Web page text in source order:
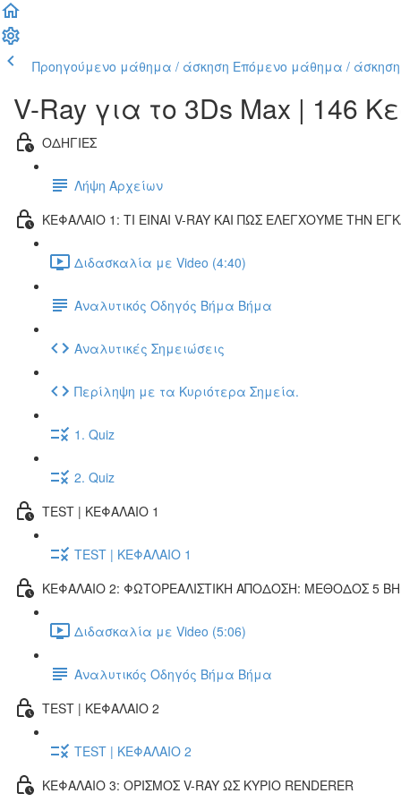
Προηγούμενο μάθημα / άσκηση Επόμενο μάθημα / άσκηση
V-Ray για το 3Ds Max | 146
ΟΔΗΓΙΕΣ
Λήψη Αρχείων
ΚΕΦΑΛΑΙΟ 1: ΤΙ ΕΙΝΑΙ V-RAY ΚΑΙ ΠΩΣ ΕΛΕΓΧΟΥΜΕ ΤΗΝ
Διδασκαλία με Video (4:40)
Αναλυτικός Οδηγός Βήμα Βήμα
Αναλυτικές Σημειώσεις
Περίληψη με τα Κυριότερα Σημεία.
1. Quiz
2. Quiz
TEST | ΚΕΦΑΛΑΙΟ 1
TEST | ΚΕΦΑΛΑΙΟ 1
ΚΕΦΑΛΑΙΟ 2: ΦΩΤΟΡΕΑΛΙΣΤΙΚΗ ΑΠΟΔΟΣΗ: ΜΕΘΟΔΟΣ 5
Διδασκαλία με Video (5:06)
Αναλυτικός Οδηγός Βήμα Βήμα
TEST | ΚΕΦΑΛΑΙΟ 2
TEST | ΚΕΦΑΛΑΙΟ 2
ΚΕΦΑΛΑΙΟ 3: ΟΡΙΣΜΟΣ V-RAY ΩΣ ΚΥΡΙΟ RENDERER